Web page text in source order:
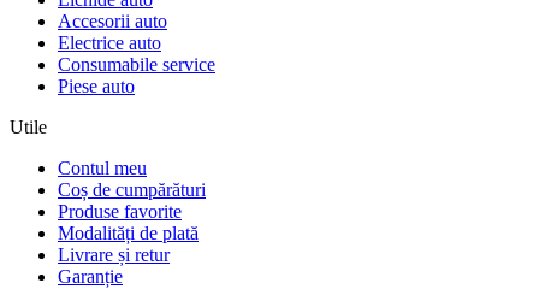
Accesorii auto
Electrice auto
Consumabile service
Piese auto
Utile
Contul meu
Coș de cumpărături
Produse favorite
Modalități de plată
Livrare și retur
Garanție